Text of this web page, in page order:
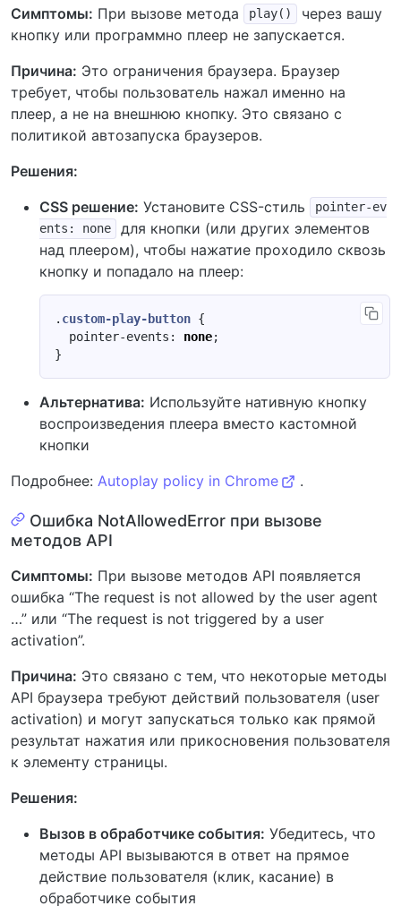
Симптомы: При вызове метода play()
через вашу
кнопку или программно плеер не запускается.
Причина: Это ограничения браузера. Браузер
требует, чтобы пользователь нажал именно на
плеер, а не на внешнюю кнопку. Это связано с
политикой автозапуска браузеров.
Решения:
CSS решение: Установите CSS-стиль
pointer-ev
ents: none
для кнопки (или других элементов
над плеером), чтобы нажатие проходило сквозь
кнопку и попадало на плеер:
. custom-play-button {
pointer-events : none;
}
Альтернатива: Используйте нативную кнопку
воспроизведения плеера вместо кастомной
кнопки
Подробнее: Autoplay policy in Chrome .
Ошибка NotAllowedError при вызове
методов API
Симптомы: При вызове методов API появляется
ошибка “The request is not allowed by the user agent
…” или “The request is not triggered by a user
activation”.
Причина: Это связано с тем, что некоторые методы
API браузера требуют действий пользователя (user
activation) и могут запускаться только как прямой
результат нажатия или прикосновения пользователя
к элементу страницы.
Решения:
Вызов в обработчике события: Убедитесь, что
методы API вызываются в ответ на прямое
действие пользователя (клик, касание) в
обработчике события